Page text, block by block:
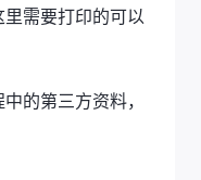
需要打印的可以
的第三方资料，